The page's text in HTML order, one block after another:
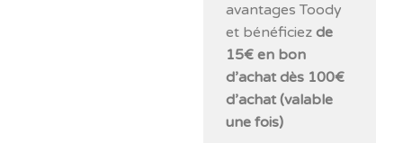
avantages Toody
et bénéficiezde
15€ en bon
d’achat dès 100€
d’achat (valable
une fois)